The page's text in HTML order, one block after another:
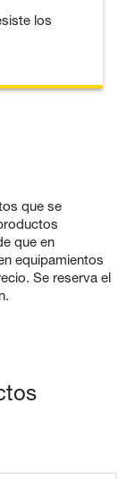
los
que se
que en
equipamientos
Se reserva el